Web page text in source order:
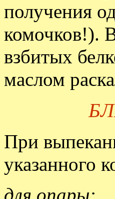
получения
комочков!).
взбитых
маслом
При
указанного